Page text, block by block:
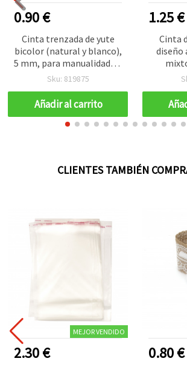
0.90 €
Cinta trenzada de yute
bicolor (natural y blanco),
5 mm, para manualidades,
scrapbooking y
Sku: 819875
Añadir al carrito
1.25 €
Cinta
diseño
CLIENTES TAMBIÉN
MEJOR VENDIDO
2.30 € 0.80 €